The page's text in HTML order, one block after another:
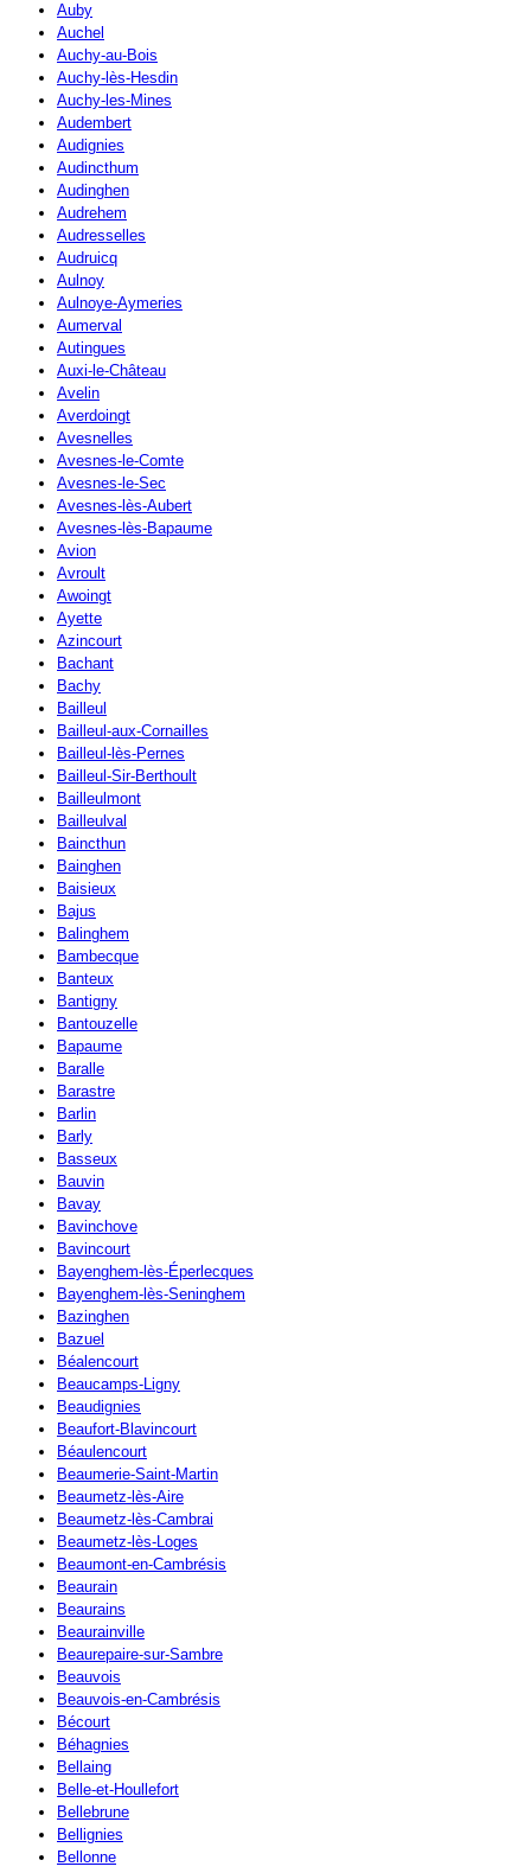
Auby
Auchel
Auchy-au-Bois
Auchy-lès-Hesdin
Auchy-les-Mines
Audembert
Audignies
Audincthum
Audinghen
Audrehem
Audresselles
Audruicq
Aulnoy
Aulnoye-Aymeries
Aumerval
Autingues
Auxi-le-Château
Avelin
Averdoingt
Avesnelles
Avesnes-le-Comte
Avesnes-le-Sec
Avesnes-lès-Aubert
Avesnes-lès-Bapaume
Avion
Avroult
Awoingt
Ayette
Azincourt
Bachant
Bachy
Bailleul
Bailleul-aux-Cornailles
Bailleul-lès-Pernes
Bailleul-Sir-Berthoult
Bailleulmont
Bailleulval
Baincthun
Bainghen
Baisieux
Bajus
Balinghem
Bambecque
Banteux
Bantigny
Bantouzelle
Bapaume
Baralle
Barastre
Barlin
Barly
Basseux
Bauvin
Bavay
Bavinchove
Bavincourt
Bayenghem-lès-Éperlecques
Bayenghem-lès-Seninghem
Bazinghen
Bazuel
Béalencourt
Beaucamps-Ligny
Beaudignies
Beaufort-Blavincourt
Béaulencourt
Beaumerie-Saint-Martin
Beaumetz-lès-Aire
Beaumetz-lès-Cambrai
Beaumetz-lès-Loges
Beaumont-en-Cambrésis
Beaurain
Beaurains
Beaurainville
Beaurepaire-sur-Sambre
Beauvois
Beauvois-en-Cambrésis
Bécourt
Béhagnies
Bellaing
Belle-et-Houllefort
Bellebrune
Bellignies
Bellonne